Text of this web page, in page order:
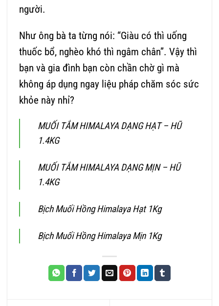
người.
Như ông bà ta từng nói: “Giàu có thì uống
thuốc bổ, nghèo khó thì ngâm chân”. Vậy thì
bạn và gia đình bạn còn chần chờ gì mà
không áp dụng ngay liệu pháp chăm sóc sức
khỏe này nhỉ?
MUỐI TẮM HIMALAYA DẠNG HẠT – HŨ
1.4KG
MUỐI TẮM HIMALAYA DẠNG MỊN – HŨ
1.4KG
Bịch Muối Hồng Himalaya Hạt 1Kg
Bịch Muối Hồng Himalaya Mịn 1Kg